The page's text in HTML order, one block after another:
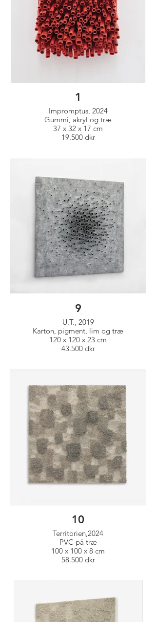
1
Impromptus, 2024
Gummi, akryl og træ
37 x 32 x 17 cm
19.500 dkr
9
U.T., 2019
Karton, pigment, lim og træ
120 x 120 x 23 cm
43.500 dkr
10
Territorien,2024
PVC på træ
100 x 100 x 8 cm
58.500 dkr